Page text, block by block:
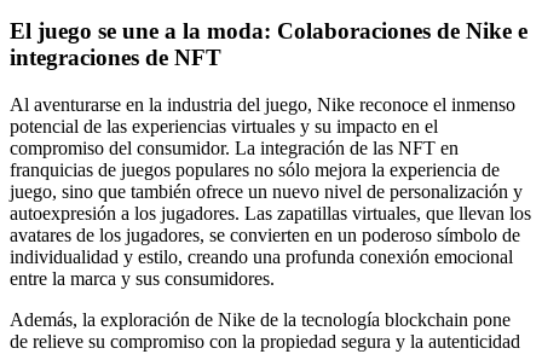
El juego se une a la moda: Colaboraciones de Nike e
integraciones de NFT
Al aventurarse en la industria del juego, Nike reconoce el inmenso
potencial de las experiencias virtuales y su impacto en el
compromiso del consumidor. La integración de las NFT en
franquicias de juegos populares no sólo mejora la experiencia de
juego, sino que también ofrece un nuevo nivel de personalización y
autoexpresión a los jugadores. Las zapatillas virtuales, que llevan los
avatares de los jugadores, se convierten en un poderoso símbolo de
individualidad y estilo, creando una profunda conexión emocional
entre la marca y sus consumidores.
Además, la exploración de Nike de la tecnología blockchain pone
de relieve su compromiso con la propiedad segura y la autenticidad